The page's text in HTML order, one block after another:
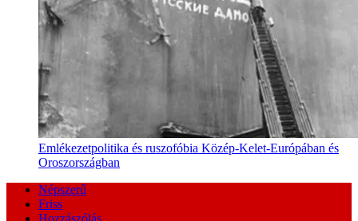
Emlékezetpolitika és ruszofóbia Közép-Kelet-Európában és
Oroszországban
Népszerű
Friss
Hozzászólás